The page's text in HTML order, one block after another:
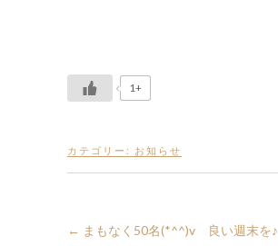
1+
カテゴリー: お知らせ
← まもなく50名(*^^)v 良い週末を♪